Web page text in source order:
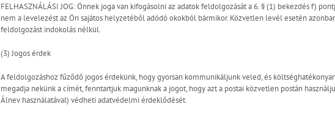
FELHASZNÁLÁSI JOG: Önnek joga van kifogásolni az adatok feldolgozását a 6. § (1) bekezdés f)
nem a levelezést az Ön sajátos helyzetéből adódó okokból bármikor. Közvetlen levél esetén
feldolgozást indokolás nélkül.
(3) Jogos érdek
A feldolgozáshoz fűződő jogos érdekünk, hogy gyorsan kommunikáljunk veled, és
megadja nekünk a címét, fenntartjuk magunknak a jogot, hogy azt a postai közvetlen postán
Álnev használatával) védheti adatvédelmi érdeklődését.